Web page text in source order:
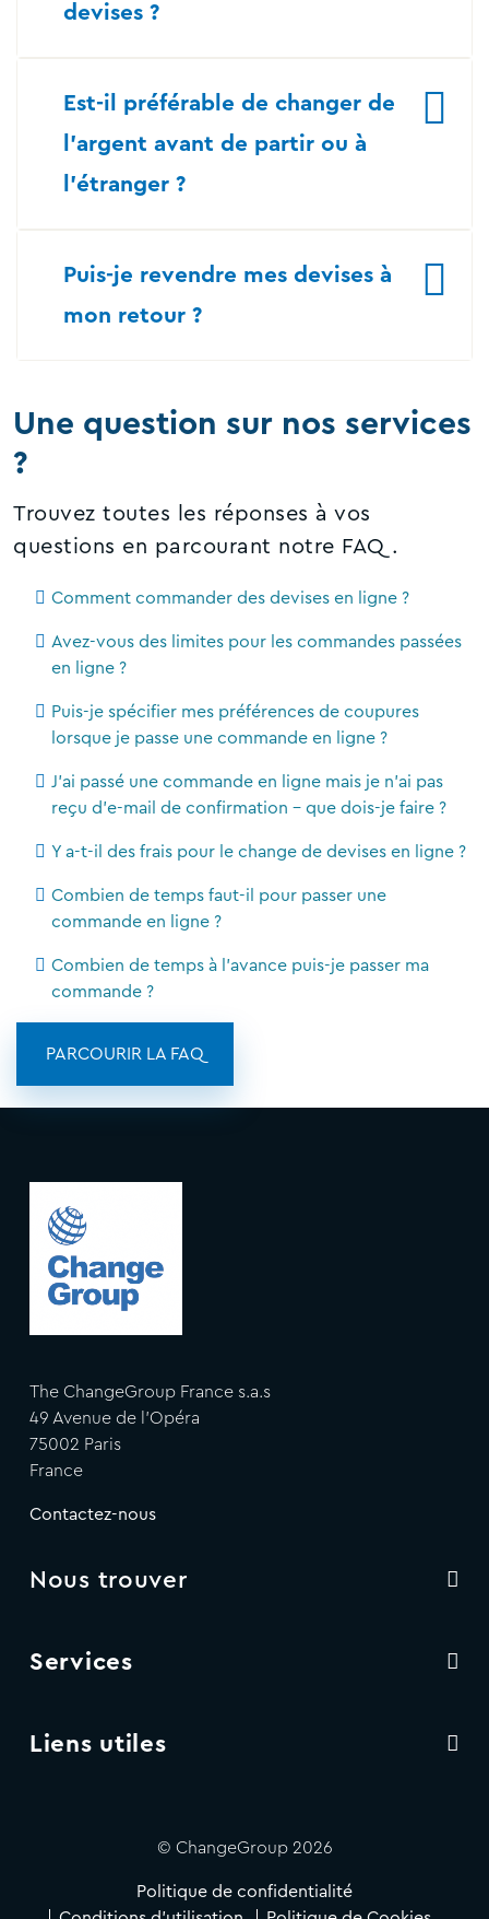
devises ?
Est-il préférable de changer de
l’argent avant de partir ou à
l’étranger ?
Puis-je revendre mes devises à
mon retour ?
Une question sur nos services
?
Trouvez toutes les réponses à vos
questions en parcourant notre FAQ.
Comment commander des devises en ligne ?
Avez-vous des limites pour les commandes passées
en ligne ?
Puis-je spécifier mes préférences de coupures
lorsque je passe une commande en ligne ?
J'ai passé une commande en ligne mais je n'ai pas
reçu d'e-mail de confirmation - que dois-je faire ?
Y a-t-il des frais pour le change de devises en ligne ?
Combien de temps faut-il pour passer une
commande en ligne ?
Combien de temps à l'avance puis-je passer ma
commande ?
PARCOURIR LA FAQ
The ChangeGroup France s.a.s
49 Avenue de l'Opéra
75002 Paris
France
Contactez-nous
Nous trouver
Services
Liens utiles
© ChangeGroup 2026
Politique de confidentialité